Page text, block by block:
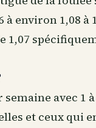
à environ 1,08 à
1,07
avec 1
et ceux qui